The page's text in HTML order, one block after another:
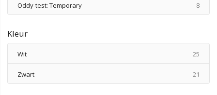
Oddy-test: Temporary 8
Kleur
Wit 25
Zwart 21